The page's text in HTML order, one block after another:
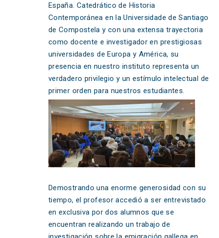
España. Catedrático de Historia
Contemporánea en la Universidade de Santiago
de Compostela y con una extensa trayectoria
como docente e investigador en prestigiosas
universidades de Europa y América, su
presencia en nuestro instituto representa un
verdadero privilegio y un estímulo intelectual de
primer orden para nuestros estudiantes.
Demostrando una enorme generosidad con su
tiempo, el profesor accedió a ser entrevistado
en exclusiva por dos alumnos que se
encuentran realizando un trabajo de